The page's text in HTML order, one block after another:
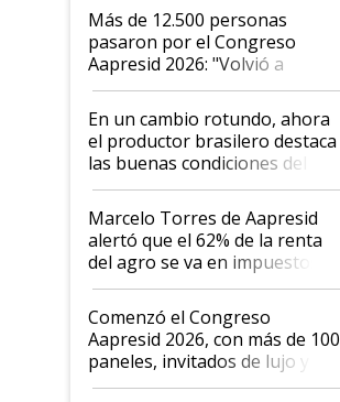
Más de 12.500 personas
pasaron por el Congreso
Aapresid 2026: "Volvió a
demostrar que hablar del
suelo es hablar de todo el
sistema productivo"
En un cambio rotundo, ahora
el productor brasilero destaca
las buenas condiciones del
agro argentino para invertir:
"Los veo más motivados"
Marcelo Torres de Aapresid
alertó que el 62% de la renta
del agro se va en impuestos:
"No es bueno que en
Argentina se sigan discutiendo
las mismas cosas de hace 50
años"
Comenzó el Congreso
Aapresid 2026, con más de 100
paneles, invitados de lujo y
todas las tendencias